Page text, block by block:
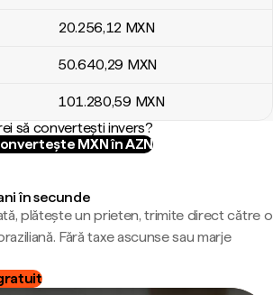
20.256,12 MXN
50.640,29 MXN
101.280,59 MXN
să convertești invers?
MXN în AZN
în secunde
plătește un prieten, trimite direct către o
Fără taxe ascunse sau marje